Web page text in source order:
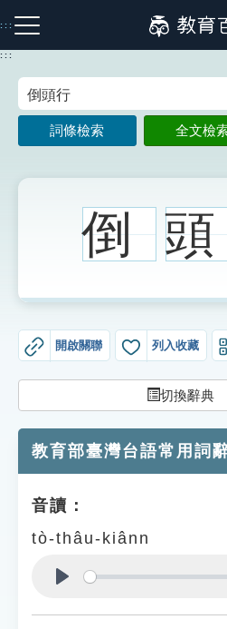
到
主
:::
注音索引圖示 筆畫索引圖
生字詞彙表
知識索引
遊戲專區
:::
詞條檢索 全文檢
倒 頭
開啟關聯 列入收藏
切換辭典
教育部臺灣台語常用詞
音讀：
tò-thâu-kiânn